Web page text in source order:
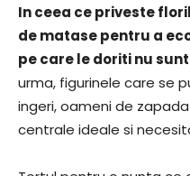
In ceea ce priveste
de matase pentru a
pe care le doriti nu
urma, figurinele care se
ingeri, oameni de
centrale ideale si